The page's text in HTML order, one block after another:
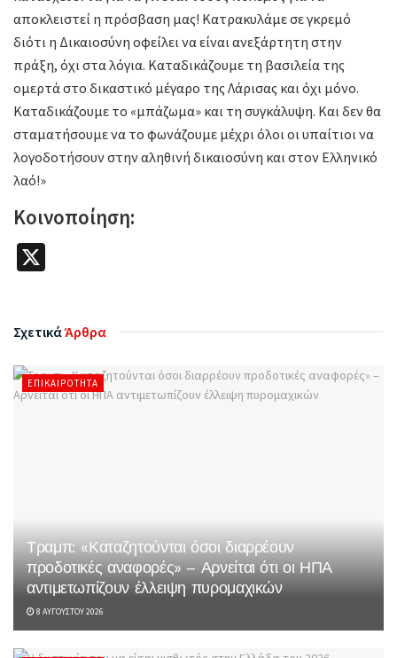
αποκλειστεί η πρόσβαση μας! Κατρακυλάμε σε γκρεμό
διότι η Δικαιοσύνη οφείλει να είναι ανεξάρτητη στην
πράξη, όχι στα λόγια. Καταδικάζουμε τη βασιλεία της
ομερτά στο δικαστικό μέγαρο της Λάρισας και όχι μόνο.
Καταδικάζουμε το «μπάζωμα» και τη συγκάλυψη. Και δεν θα
σταματήσουμε να το φωνάζουμε μέχρι όλοι οι υπαίτιοι να
λογοδοτήσουν στην αληθινή δικαιοσύνη και στον Ελληνικό
λαό!»
Κοινοποίηση:
ΣχετικάΆρθρα
ΕΠΙΚΑΙΡΌΤΗΤΑ
Τραμπ: «Καταζητούνται όσοι διαρρέουν
προδοτικές αναφορές» – Αρνείται ότι οι ΗΠΑ
αντιμετωπίζουν έλλειψη πυρομαχικών
8 ΑΥΓΟΎΣΤΟΥ 2026